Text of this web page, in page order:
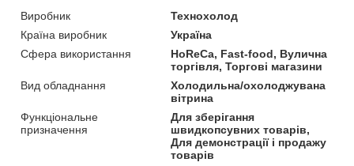
Виробник
Технохолод
Країна виробник
Україна
Сфера використання
HoReCa, Fast-food, Вулична
торгівля, Торгові магазини
Вид обладнання
Холодильна/охолоджувана
вітрина
Функціональне
призначення
Для зберігання
швидкопсувних товарів,
Для демонстрації і продажу
товарів